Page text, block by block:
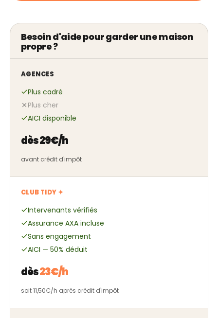
Besoin d'aide pour garder une maison
propre ?
AGENCES
Plus cadré
Plus cher
AICI disponible
dès 29€/h
avant crédit d'impôt
CLUB TIDY ✦
Intervenants vérifiés
Assurance AXA incluse
Sans engagement
AICI — 50% déduit
dès23€/h
soit 11,50€/h après crédit d'impôt